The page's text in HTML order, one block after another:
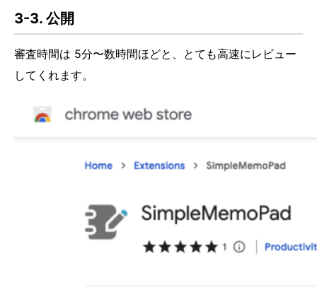
3-3. 公開
審査時間は 5分〜数時間ほどと、とても高速にレビュー
してくれます。